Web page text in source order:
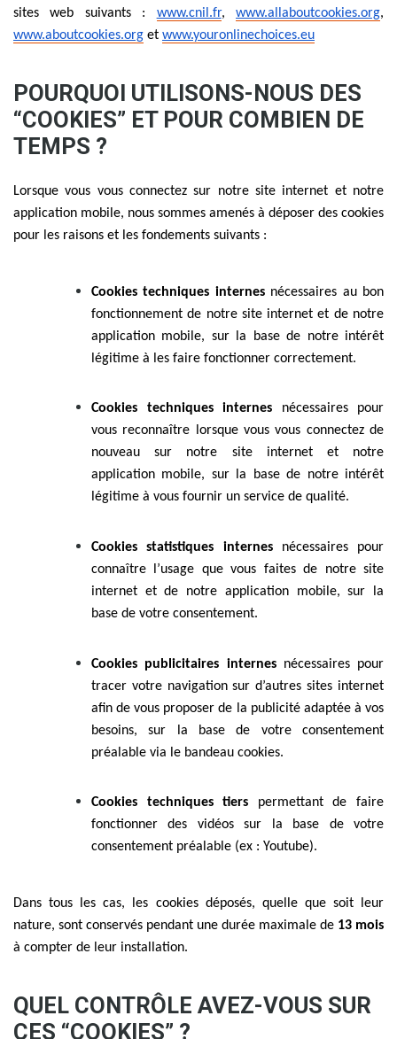
sites web suivants : www.cnil.fr,www.allaboutcookies.org,
www.aboutcookies.org et www.youronlinechoices.eu
POURQUOI UTILISONS-NOUS DES
“COOKIES” ET POUR COMBIEN DE
TEMPS ?
Lorsque vous vous connectez sur notre site internet et notre
application mobile, nous sommes amenés à déposer des cookies
pour les raisons et les fondements suivants :
Cookies techniques internesnécessaires au bon
fonctionnement de notre site internet et de notre
application mobile, sur la base de notre intérêt
légitime à les faire fonctionner correctement.
Cookies techniques internes nécessaires pour
vous reconnaître lorsque vous vous connectez de
nouveau sur notre site internet et notre
application mobile, sur la base de notre intérêt
légitime à vous fournir un service de qualité.
Cookies statistiques internesnécessaires pour
connaître l’usage que vous faites de notre site
internet et de notre application mobile, sur la
base de votre consentement.
Cookies publicitaires internesnécessaires pour
tracer votre navigation sur d’autres sites internet
afin de vous proposer de la publicité adaptée à vos
besoins, sur la base de votre consentement
préalable via le bandeau cookies.
Cookies techniques tiers permettant de faire
fonctionner des vidéos sur la base de votre
consentement préalable (ex : Youtube).
Dans tous les cas, les cookies déposés, quelle que soit leur
nature, sont conservés pendant une durée maximale de 13 mois
à compter de leur installation.
QUEL CONTRÔLE AVEZ-VOUS SUR
CES “COOKIES” ?